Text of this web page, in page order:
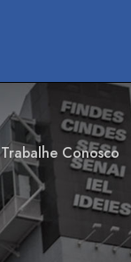
Trabalhe Conosco